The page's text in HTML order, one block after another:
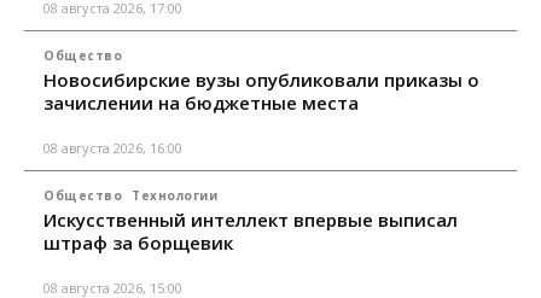
08 августа 2026, 17:00
Общество
Новосибирские вузы опубликовали приказы о
зачислении на бюджетные места
08 августа 2026, 16:00
Общество Технологии
Искусственный интеллект впервые выписал
штраф за борщевик
08 августа 2026, 15:00